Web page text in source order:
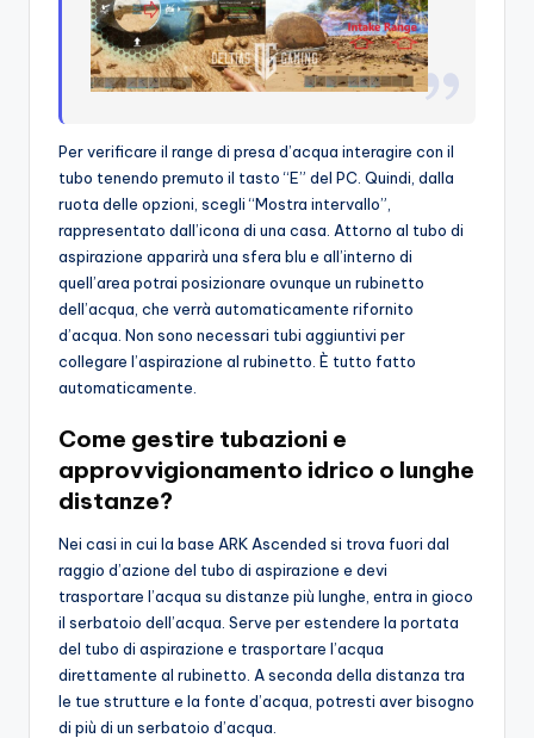
Per verificare il range di presa d’acqua interagire con il
tubo tenendo premuto il tasto “E” del PC. Quindi, dalla
ruota delle opzioni, scegli “Mostra intervallo”,
rappresentato dall’icona di una casa. Attorno al tubo di
aspirazione apparirà una sfera blu e all’interno di
quell’area potrai posizionare ovunque un rubinetto
dell’acqua, che verrà automaticamente rifornito
d’acqua. Non sono necessari tubi aggiuntivi per
collegare l’aspirazione al rubinetto. È tutto fatto
automaticamente.
Come gestire tubazioni e
approvvigionamento idrico o lunghe
distanze?
Nei casi in cui la base ARK Ascended si trova fuori dal
raggio d’azione del tubo di aspirazione e devi
trasportare l’acqua su distanze più lunghe, entra in gioco
il serbatoio dell’acqua. Serve per estendere la portata
del tubo di aspirazione e trasportare l’acqua
direttamente al rubinetto. A seconda della distanza tra
le tue strutture e la fonte d’acqua, potresti aver bisogno
di più di un serbatoio d’acqua.